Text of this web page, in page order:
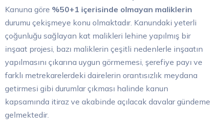
Kanuna göre %50+1 içerisinde olmayan maliklerin
durumu çekişmeye konu olmaktadır. Kanundaki yeterli
çoğunluğu sağlayan kat malikleri lehine yapılmış bir
inşaat projesi, bazı maliklerin çeşitli nedenlerle inşaatın
yapılmasını çıkarına uygun görmemesi, şerefiye payı ve
farklı metrekarelerdeki dairelerin orantısızlık meydana
getirmesi gibi durumlar çıkması halinde kanun
kapsamında itiraz ve akabinde açılacak davalar gündeme
gelmektedir.